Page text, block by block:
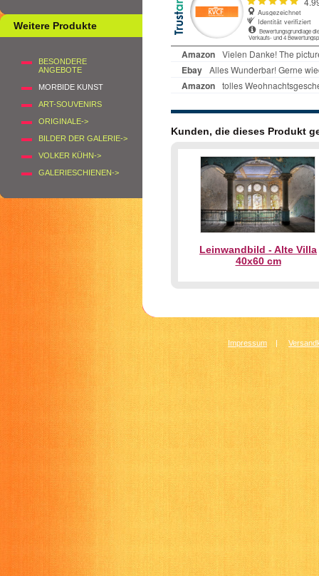
Weitere Produkte
BESONDERE
ANGEBOTE
MORBIDE KUNST
ART-SOUVENIRS
ORIGINALE->
BILDER DER GALERIE->
VOLKER KÜHN->
GALERIESCHIENEN->
Kunden, die dieses Produkt
Leinwandbild - Alte Villa
40x60 cm
Impressum |